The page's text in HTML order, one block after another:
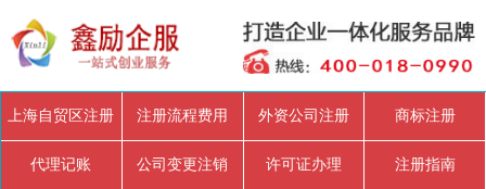
上海自贸区注册 注册流程费用 外资公司注册 商标注册
代理记账 公司变更注销 许可证办理 注册指南